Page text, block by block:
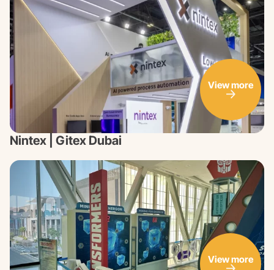
Nintex | Gitex Dubai
View more
View more